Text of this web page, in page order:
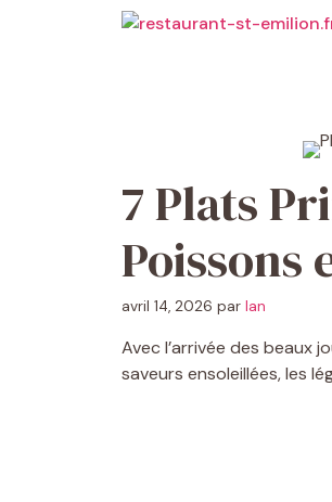
7 Plats
Poissons
avril 14, 2026 par Ian
Avec l’arrivée des beaux
saveurs ensoleillées, les